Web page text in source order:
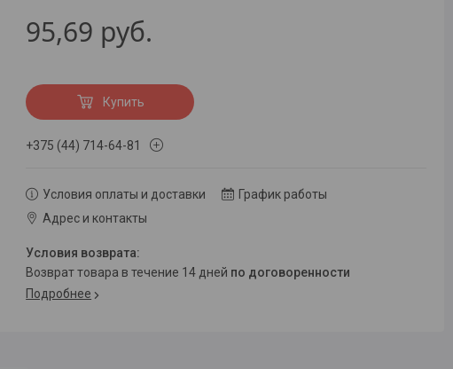
95,69 руб.
Купить
+375 (44) 714-64-81
Условия оплаты и доставки
График работы
Адрес и контакты
возврат товара в течение 14 дней по договоренности
Подробнее